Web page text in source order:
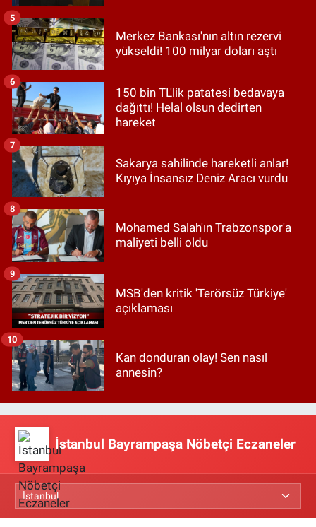
Merkez Bankası'nın altın rezervi
yükseldi! 100 milyar doları aştı
5
150 bin TL'lik patatesi bedavaya
dağıttı! Helal olsun dedirten
hareket
6
Sakarya sahilinde hareketli anlar!
Kıyıya İnsansız Deniz Aracı vurdu
7
Mohamed Salah'ın Trabzonspor'a
maliyeti belli oldu
8
MSB'den kritik 'Terörsüz Türkiye'
açıklaması
9
Kan donduran olay! Sen nasıl
annesin?
10
İstanbul Bayrampaşa Nöbetçi Eczaneler